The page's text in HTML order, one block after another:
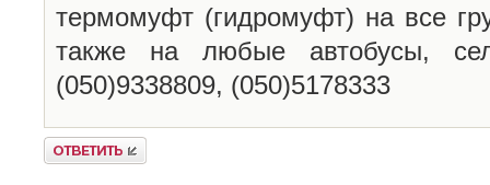
термомуфт (гидромуфт) на все
также на любые автобусы,
(050)9338809, (050)5178333
Ответить